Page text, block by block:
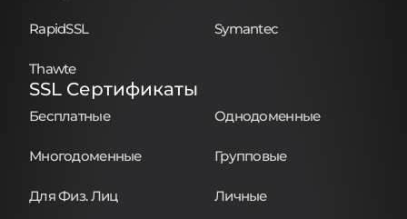
RapidSSL Symantec
Thawte
SSL Сертификаты
Бесплатные Однодоменные
Многодоменные Групповые
Для Физ. Лиц Личные